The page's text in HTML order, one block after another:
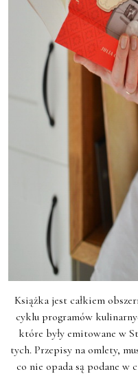
Książka jest całkiem
cyklu programów
które były emitowane w
tych. Przepisy na omlety,
co nie opada są podane w